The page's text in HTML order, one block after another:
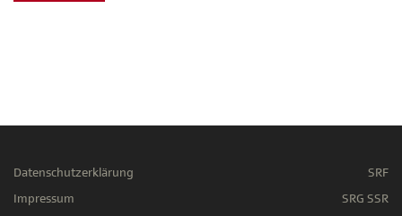
Datenschutzerklärung
Impressum
SRF
SRG SSR